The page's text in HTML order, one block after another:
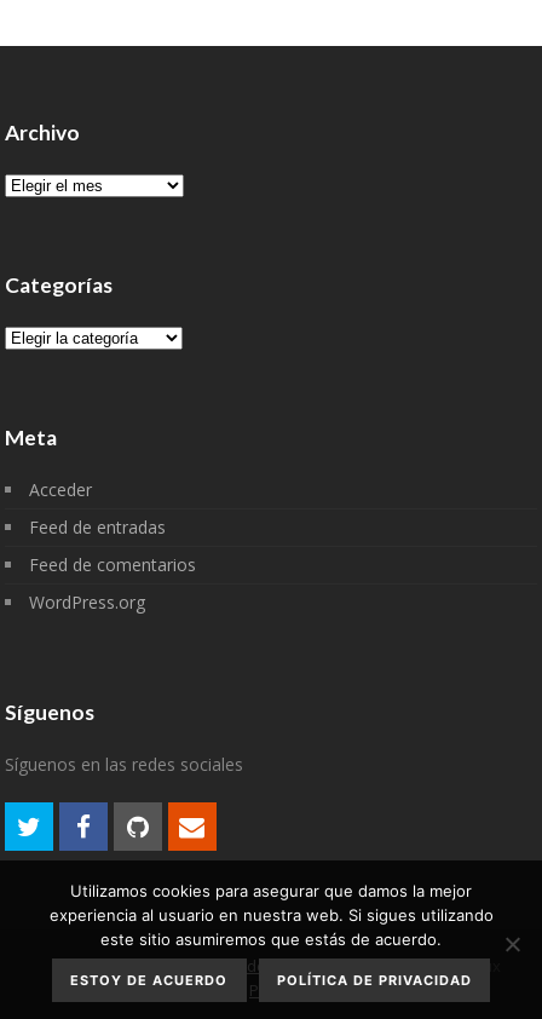
Archivo
Archivo
Categorías
Categorías
Meta
Acceder
Feed de entradas
Feed de comentarios
WordPress.org
Síguenos
Síguenos en las redes sociales
2007-2022 © algodelinux
Aviso Legal
Política de
privacidad
Política de cookies
Utilizamos cookies para asegurar que damos la mejor
experiencia al usuario en nuestra web. Si sigues utilizando
este sitio asumiremos que estás de acuerdo.
ESTOY DE ACUERDO POLÍTICA DE PRIVACIDAD